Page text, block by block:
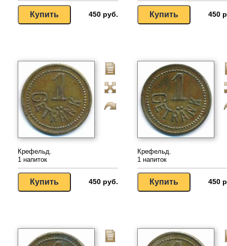
450 руб. 450
Крефельд.
1 напиток
450 руб.
Крефельд.
1 напиток
450